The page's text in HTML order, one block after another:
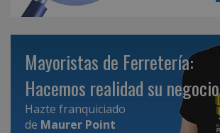
Mayoristas de Ferretería:
Hacemos realidad su negocio
Hazte franquiciado
de Maurer Point